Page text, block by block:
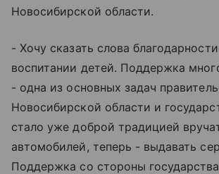
Новосибирской области.
- Хочу сказать слова
воспитании детей. Поддержка
- одна из основных задач
Новосибирской области и
стало уже доброй традицией
автомобилей, теперь - выдавать
Поддержка со стороны